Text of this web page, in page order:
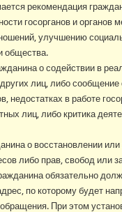
рекомендация
госорганов и органов
улучшению
общества.
о содействии в
лиц, либо
недостатках в работе
лиц, либо критика
о восстановлении или
либо прав, свобод или
обязательно
по которому будет
При этом